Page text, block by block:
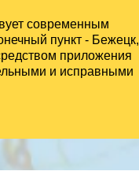
современным
пункт - Бежецк,
приложения
и исправными